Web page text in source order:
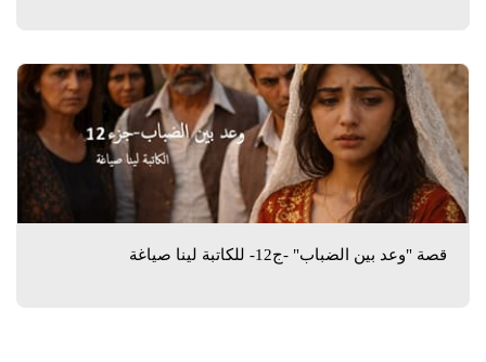
قصة "وعد بين الضباب" -ج12- للكاتبة لينا صياغة